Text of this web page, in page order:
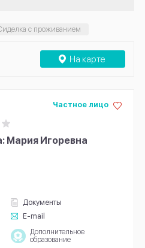
с проживанием
На карте
Мария Игоревна
Документы
E-mail
Частное лицо
Дополнительное
образование